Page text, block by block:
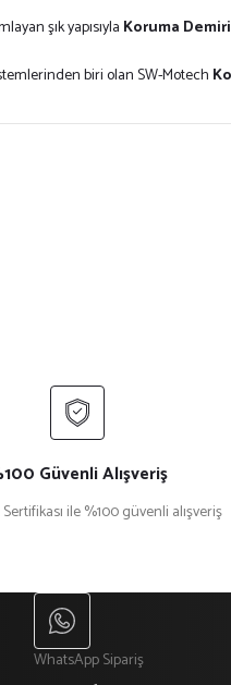
şık yapısıyla Koruma
biri olan SW-Motech
Güvenli Alışveriş
ile %100 güvenli alışveriş
WhatsApp Sipariş